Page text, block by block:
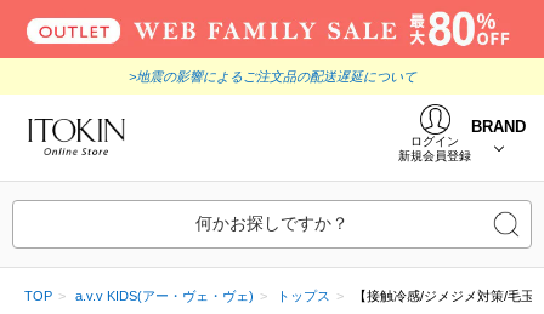
>地震の影響によるご注文品の配送遅延について
ログイン
新規会員登録
BRAND
何かお探しですか？
TOP a.v.v KIDS(アー・ヴェ・ヴェ) トップス 【接触冷感/ジメジメ対策/毛